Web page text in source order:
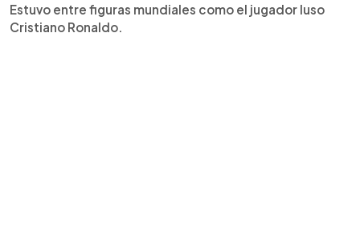
Estuvo entre figuras mundiales como el jugador luso
Cristiano Ronaldo.